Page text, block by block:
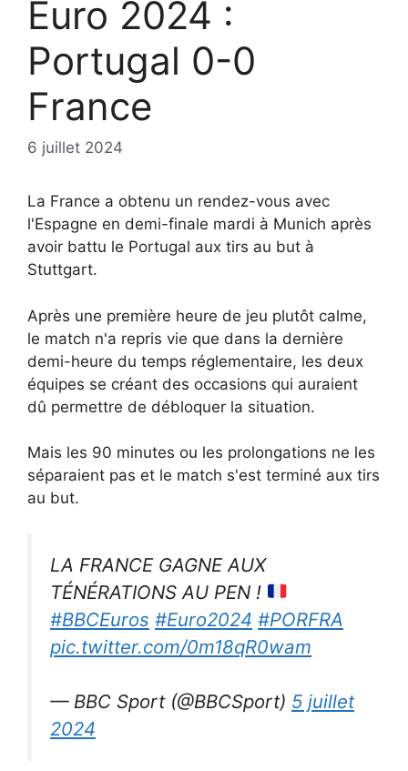
Euro 2024 :
Portugal 0-0
France
6 juillet 2024
La France a obtenu un rendez-vous avec
l'Espagne en demi-finale mardi à Munich après
avoir battu le Portugal aux tirs au but à
Stuttgart.
Après une première heure de jeu plutôt calme,
le match n'a repris vie que dans la dernière
demi-heure du temps réglementaire, les deux
équipes se créant des occasions qui auraient
dû permettre de débloquer la situation.
Mais les 90 minutes ou les prolongations ne les
séparaient pas et le match s'est terminé aux tirs
au but.
LA FRANCE GAGNE AUX
TÉNÉRATIONS AU PEN !
#BBCEuros #Euro2024 #PORFRA
pic.twitter.com/0m18qR0wam
— BBC Sport (@BBCSport) 5 juillet
2024